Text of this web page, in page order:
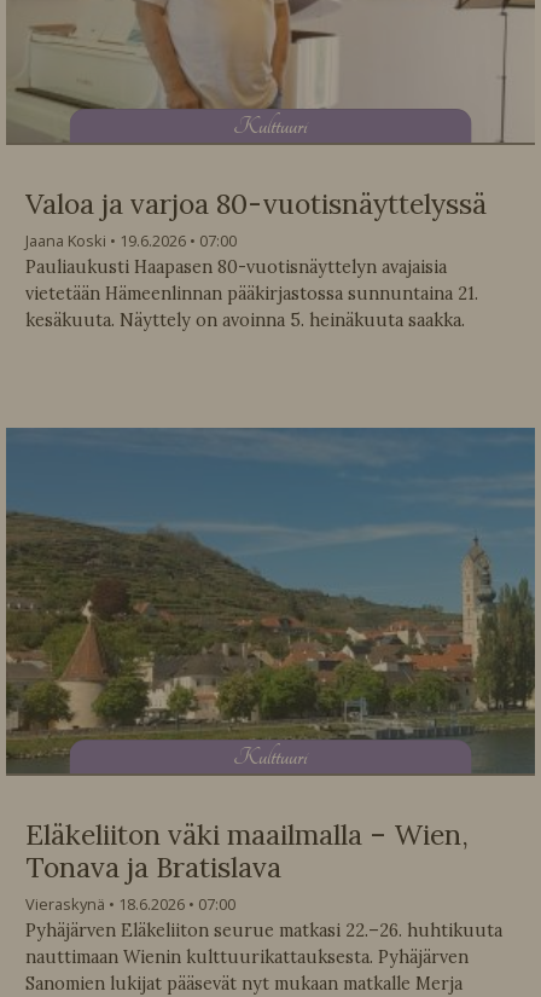
Kulttuuri
Valoa ja varjoa 80-vuotisnäyttelyssä
Jaana Koski 19.6.2026
07:00
Pauliaukusti Haapasen 80-vuotisnäyttelyn avajaisia
vietetään Hämeenlinnan pääkirjastossa sunnuntaina 21.
kesäkuuta. Näyttely on avoinna 5. heinäkuuta saakka.
Kulttuuri
Eläkeliiton väki maailmalla – Wien,
Tonava ja Bratislava
Vieraskynä 18.6.2026
07:00
Pyhäjärven Eläkeliiton seurue matkasi 22.–26. huhtikuuta
nauttimaan Wienin kulttuurikattauksesta. Pyhäjärven
Sanomien lukijat pääsevät nyt mukaan matkalle Merja